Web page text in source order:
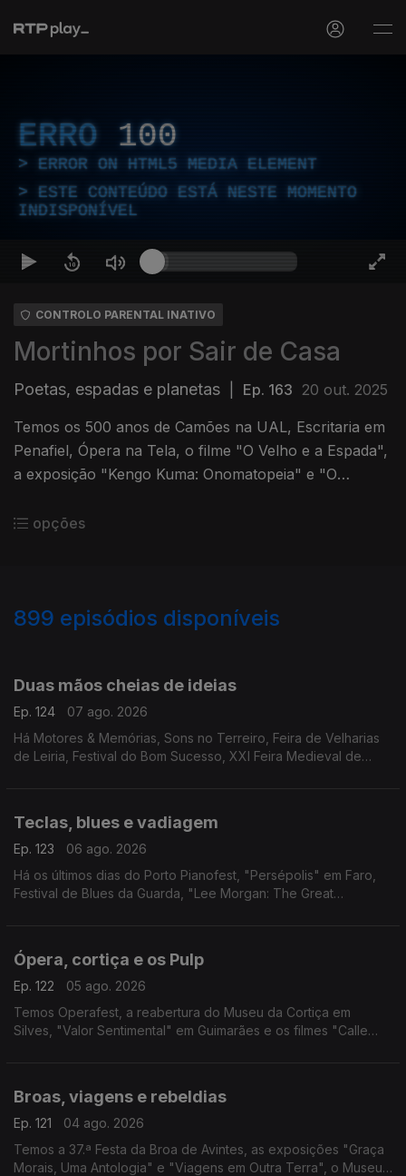
ERRO 100
ERROR ON HTML5 MEDIA ELEMENT
ESTE CONTEÚDO ESTÁ NESTE MOMENTO
INDISPONÍVEL
CONTROLO PARENTAL INATIVO
Mortinhos por Sair de Casa
Poetas, espadas e planetas Ep. 163 20 out. 2025
Temos os 500 anos de Camões na UAL, Escritaria em
Penafiel, Ópera na Tela, o filme "O Velho e a Espada",
a exposição "Kengo Kuma: Onomatopeia" e "O
opções
899 episódios disponíveis
Duas mãos cheias de ideias
Ep. 124
07 ago. 2026
Há Motores & Memórias, Sons no Terreiro, Feira de Velharias
de Leiria, Festival do Bom Sucesso, XXI Feira Medieval de
Teclas, blues e vadiagem
Ep. 123
06 ago. 2026
Há os últimos dias do Porto Pianofest, "Persépolis" em Faro,
Festival de Blues da Guarda, "Lee Morgan: The Great
Ópera, cortiça e os Pulp
Ep. 122
05 ago. 2026
Temos Operafest, a reabertura do Museu da Cortiça em
Silves, "Valor Sentimental" em Guimarães e os filmes "Calle
Broas, viagens e rebeldias
Ep. 121
04 ago. 2026
Temos a 37.ª Festa da Broa de Avintes, as exposições "Graça
Morais, Uma Antologia" e "Viagens em Outra Terra", o Museu